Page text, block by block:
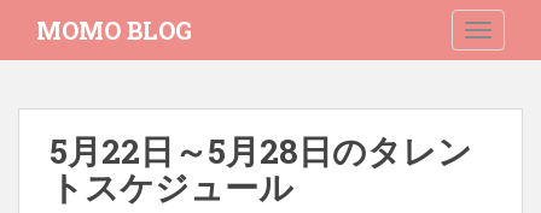
i
MOMO BLOG
5月22日～5月28日のタレン
トスケジュール